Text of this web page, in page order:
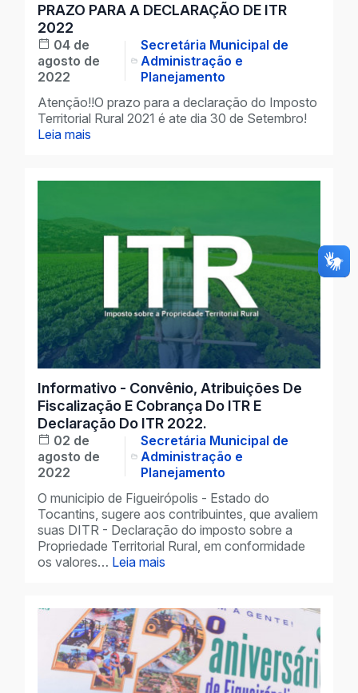
PRAZO PARA A DECLARAÇÃO DE ITR
2022
04 de
agosto de
2022
Secretária Municipal de
Administração e
Planejamento
Atenção!!O prazo para a declaração do Imposto
Territorial Rural 2021 é ate dia 30 de Setembro!
Leia mais
Informativo - Convênio, Atribuições De
Fiscalização E Cobrança Do ITR E
Declaração Do ITR 2022.
02 de
agosto de
2022
Secretária Municipal de
Administração e
Planejamento
O municipio de Figueirópolis - Estado do
Tocantins, sugere aos contribuintes, que avaliem
suas DITR - Declaração do imposto sobre a
Propriedade Territorial Rural, em conformidade
os valores… Leia mais